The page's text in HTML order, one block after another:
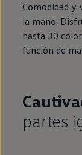
Comodidad y
la mano.
hasta 30
función de
partes